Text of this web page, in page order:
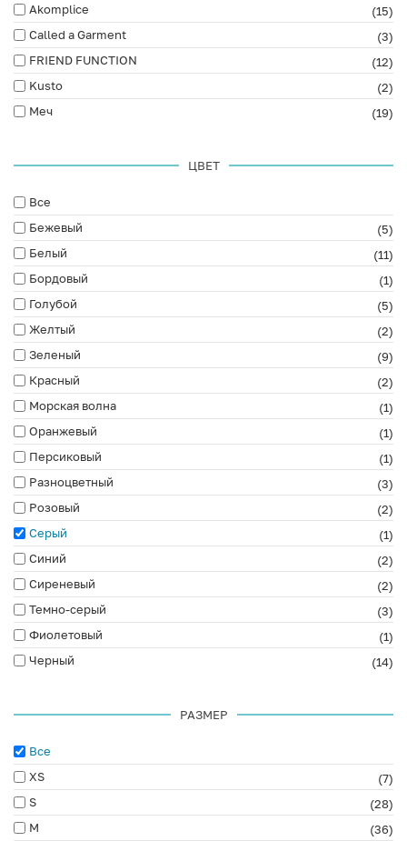
Akomplice
(15)
Called a Garment
(3)
FRIEND FUNCTION
(12)
Kusto
(2)
Меч
(19)
ЦВЕТ
Все
Бежевый
(5)
Белый
(11)
Бордовый
(1)
Голубой
(5)
Желтый
(2)
Зеленый
(9)
Красный
(2)
Морская волна
(1)
Оранжевый
(1)
Персиковый
(1)
Разноцветный
(3)
Розовый
(2)
Серый
(1)
Синий
(2)
Сиреневый
(2)
Темно-серый
(3)
Фиолетовый
(1)
Черный
(14)
РАЗМЕР
Все
XS
(7)
S
(28)
M
(36)